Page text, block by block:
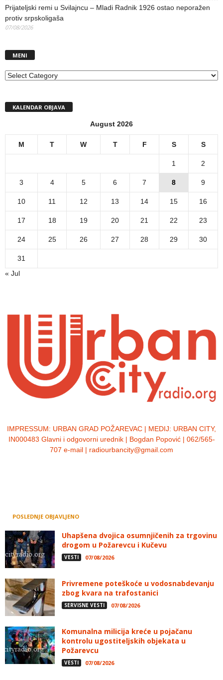
Prijateljski remi u Svilajncu – Mladi Radnik 1926 ostao neporažen
protiv srpskoligaša
07/08/2026
MENI
MENI
KALENDAR OBJAVA
August 2026
M T W T F S S
1 2
3 4 5 6 7 8 9
10 11 12 13 14 15 16
17 18 19 20 21 22 23
24 25 26 27 28 29 30
31
« Jul
IMPRESSUM: URBAN GRAD POŽAREVAC | MEDIJ: URBAN CITY,
IN000483 Glavni i odgovorni urednik | Bogdan Popović | 062/565-
707 e-mail | radiourbancity@gmail.com
POSLEDNJE OBJAVLJENO
Uhapšena dvojica osumnjičenih za trgovinu
drogom u Požarevcu i Kučevu
VESTI 07/08/2026
Privremene poteškoće u vodosnabdevanju
zbog kvara na trafostanici
SERVISNE VESTI 07/08/2026
Komunalna milicija kreće u pojačanu
kontrolu ugostiteljskih objekata u
Požarevcu
VESTI 07/08/2026